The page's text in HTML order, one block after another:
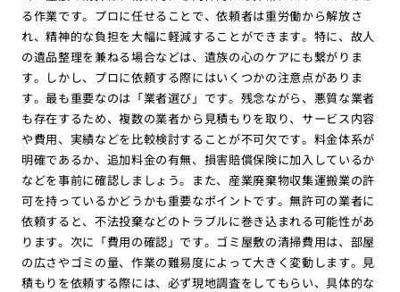
る作業です。プロに任せることで、依頼者は重労働から解放さ
れ、精神的な負担を大幅に軽減することができます。特に、故人
の遺品整理を兼ねる場合などは、遺族の心のケアにも繋がりま
す。しかし、プロに依頼する際にはいくつかの注意点がありま
す。最も重要なのは「業者選び」です。残念ながら、悪質な業者
も存在するため、複数の業者から見積もりを取り、サービス内容
や費用、実績などを比較検討することが不可欠です。料金体系が
明確であるか、追加料金の有無、損害賠償保険に加入しているか
などを事前に確認しましょう。また、産業廃棄物収集運搬業の許
可を持っているかどうかも重要なポイントです。無許可の業者に
依頼すると、不法投棄などのトラブルに巻き込まれる可能性があ
ります。次に「費用の確認」です。ゴミ屋敷の清掃費用は、部屋
の広さやゴミの量、作業の難易度によって大きく変動します。見
積もりを依頼する際には、必ず現地調査をしてもらい、具体的な